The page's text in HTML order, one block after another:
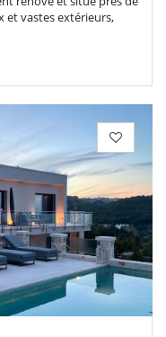
et vastes extérieurs,